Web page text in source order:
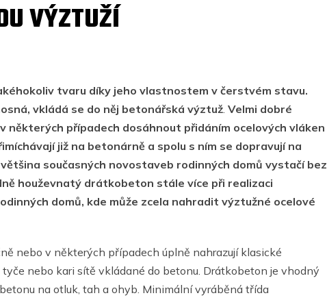
VÝZTUŽÍ
tvaru díky jeho vlastnostem v čerstvém stavu.
vkládá se do něj betonářská výztuž. Velmi dobré
případech dosáhnout přidáním ocelových vláken
již na betonárně a spolu s ním se dopravují na
současných novostaveb rodinných domů vystačí bez
houževnatý drátkobeton stále více při realizaci
domů, kde může zcela nahradit výztužné ocelové
nebo v některých případech úplně nahrazují klasické
nebo kari sítě vkládané do betonu. Drátkobeton je vhodný
na otluk, tah a ohyb. Minimální vyráběná třída